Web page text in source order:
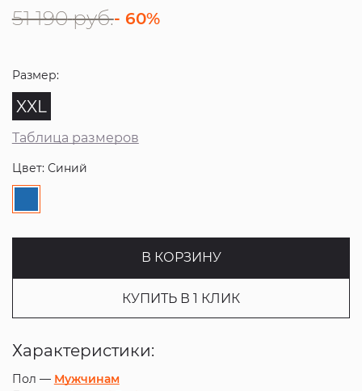
51 190 руб.- 60%
Размер:
XXL
Таблица размеров
Цвет: Синий
В КОРЗИНУ
КУПИТЬ В 1 КЛИК
Характеристики:
Пол — Мужчинам